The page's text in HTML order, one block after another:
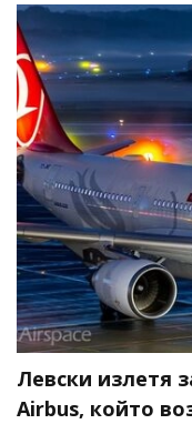
Левски излетя
Airbus, който